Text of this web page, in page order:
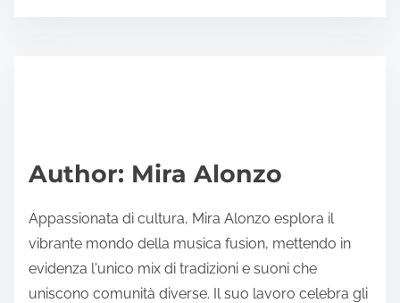
Author: Mira Alonzo
Appassionata di cultura, Mira Alonzo esplora il
vibrante mondo della musica fusion, mettendo in
evidenza l'unico mix di tradizioni e suoni che
uniscono comunità diverse. Il suo lavoro celebra gli